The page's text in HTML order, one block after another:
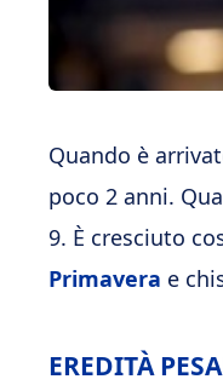
Quando è
poco 2 anni.
9. È cresciuto
Primavera e
EREDITÀ